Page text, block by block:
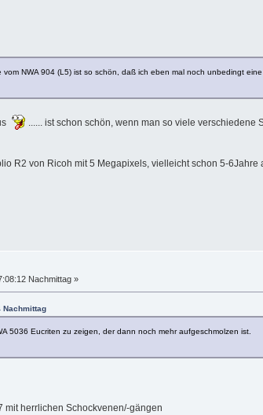
NWA 904 (L5) ist so schön, daß ich eben mal noch unbedingt
...... ist schon schön, wenn man so viele
R2 von Ricoh mit 5 Megapixels, vielleicht schon 5-
Nachmittag »
Nachmittag
5036 Eucriten zu zeigen, der dann noch mehr aufgeschmolzen ist.
mit herrlichen Schockvenen/-gängen